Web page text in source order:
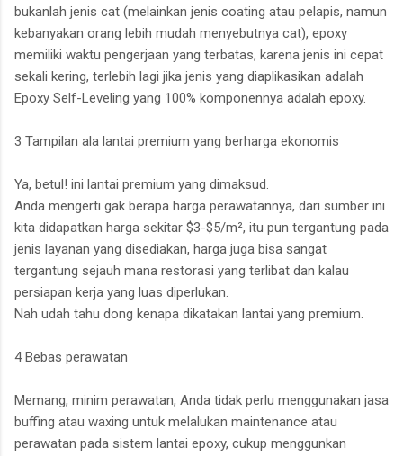
bukanlah jenis cat (melainkan jenis coating atau pelapis, namun
kebanyakan orang lebih mudah menyebutnya cat), epoxy
memiliki waktu pengerjaan yang terbatas, karena jenis ini cepat
sekali kering, terlebih lagi jika jenis yang diaplikasikan adalah
Epoxy Self-Leveling yang 100% komponennya adalah epoxy.
3 Tampilan ala lantai premium yang berharga ekonomis
Ya, betul! ini lantai premium yang dimaksud.
Anda mengerti gak berapa harga perawatannya, dari sumber ini
kita didapatkan harga sekitar $3-$5/m², itu pun tergantung pada
jenis layanan yang disediakan, harga juga bisa sangat
tergantung sejauh mana restorasi yang terlibat dan kalau
persiapan kerja yang luas diperlukan.
Nah udah tahu dong kenapa dikatakan lantai yang premium.
4 Bebas perawatan
Memang, minim perawatan, Anda tidak perlu menggunakan jasa
buffing atau waxing untuk melalukan maintenance atau
perawatan pada sistem lantai epoxy, cukup menggunkan